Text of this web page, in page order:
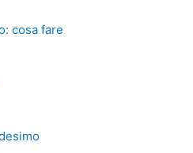
cosa fare